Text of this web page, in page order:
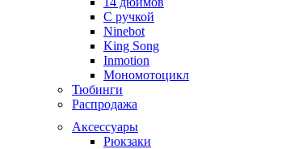
С ручкой
Ninebot
King Song
Inmotion
Мономотоцикл
Тюбинги
Распродажа
Аксессуары
Рюкзаки